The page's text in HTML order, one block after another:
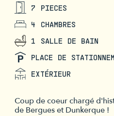
7 PIECES
4 CHAMBRES
1 SALLE DE BAIN
PLACE DE
EXTÉRIEUR
Coup de coeur chargé
de Bergues et Dunkerque !